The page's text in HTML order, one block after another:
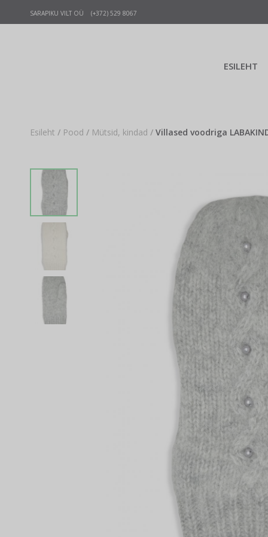
SARAPIKU VILT OÜ (+372) 529 8067
ESILEHT
Esileht / Pood / Mütsid, kindad / Villased voodriga